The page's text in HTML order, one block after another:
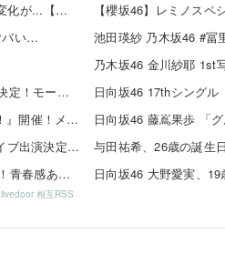
【櫻坂46】 サクラミーツ、こんなぎ加入である変化が...【公開収録レポ】
バい…
SKE48 河村優愛さん『IDOL FILE Vol.42』掲載決定！モード系ファッションで新たな魅力を披露
SKE48×WEGO 訪店イベント『TEEシャツだぜ！』開催！メンバーが大須店でコーディネート【SNSまとめ】
SKE48「Uta-Tube SPORTS FES.」公開収録ライブ出演決定！
伊藤虹々美さんの制服TikTok3連発が可愛すぎる！青春感あふれるダンス動画に注目✨
相互RSS
乃木坂46 金川紗耶 1st
日向坂46 17thシングル
与田祐希、26歳の誕生日
日向坂46 大野愛実、19